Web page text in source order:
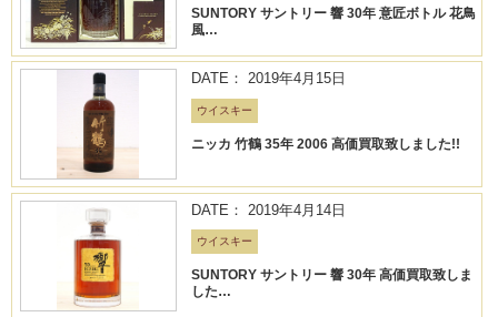
SUNTORY サントリー 響 30年 意匠ボトル 花鳥
風…
DATE： 2019年4月15日
ウイスキー
ニッカ 竹鶴 35年 2006 高価買取致しました!!
DATE： 2019年4月14日
ウイスキー
SUNTORY サントリー 響 30年 高価買取致しま
した…